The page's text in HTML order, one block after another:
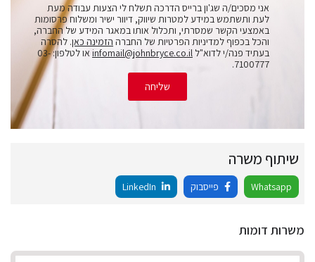
אני מסכים/ה שג'ון ברייס הדרכה תשלח לי הצעות עבודה מעת
לעת ותשתמש במידע למטרות שיווק, דיוור ישיר ומשלוח פרסומות
באמצעי הקשר שמסרתי, ותכלול אותו במאגר המידע של החברה,
והכל בכפוף למדיניות הפרטיות של החברה הזמינה כאן. להסרה
בעתיד פנה/י לדוא"ל infomail@johnbryce.co.il
או לטלפון: 03-
7100777.
שליחה
שיתוף משרה
Whatsapp פייסבוק
משרות דומות